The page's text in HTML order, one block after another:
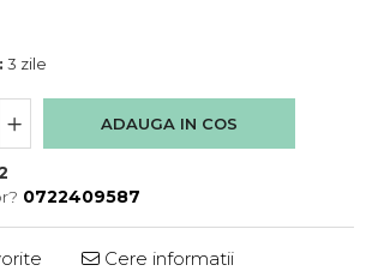
3 zile
ADAUGA IN COS
0722409587
Cere informatii